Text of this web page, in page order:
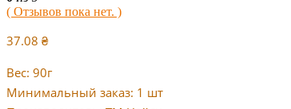
( Отзывов пока нет. )
37.08 ₴
Вес: 90г
Минимальный заказ: 1 шт